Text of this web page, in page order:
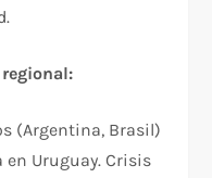
(Argentina, Brasil)
Uruguay. Crisis